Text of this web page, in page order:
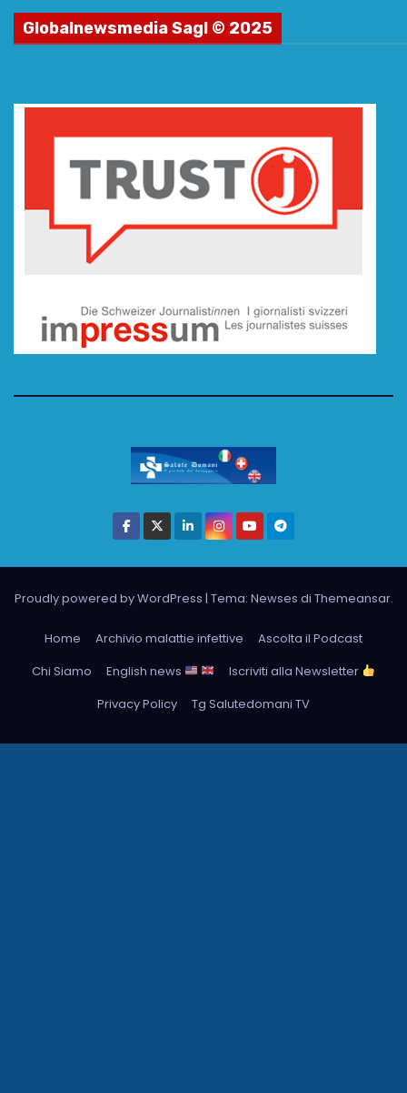
Globalnewsmedia Sagl © 2025
Proudly powered by WordPress | Tema: Newses di Themeansar.
Home Archivio malattie infettive
Ascolta il Podcast
Chi Siamo
English news
Iscriviti alla Newsletter
Privacy Policy
Tg Salutedomani TV